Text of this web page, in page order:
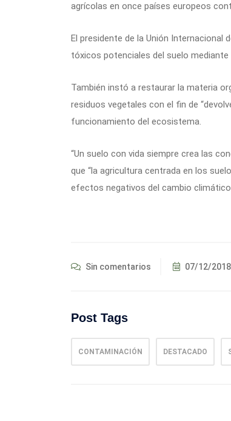
agrícolas en once países europeos
El presidente de la Unión Internacional
tóxicos potenciales del suelo
También instó a restaurar la materia
residuos vegetales con el fin de
funcionamiento del ecosistema.
“Un suelo con vida siempre crea las
que “la agricultura centrada en los
efectos negativos del cambio
Sin comentarios 07/12/2018
Post Tags
CONTAMINACIÓN DESTACADO